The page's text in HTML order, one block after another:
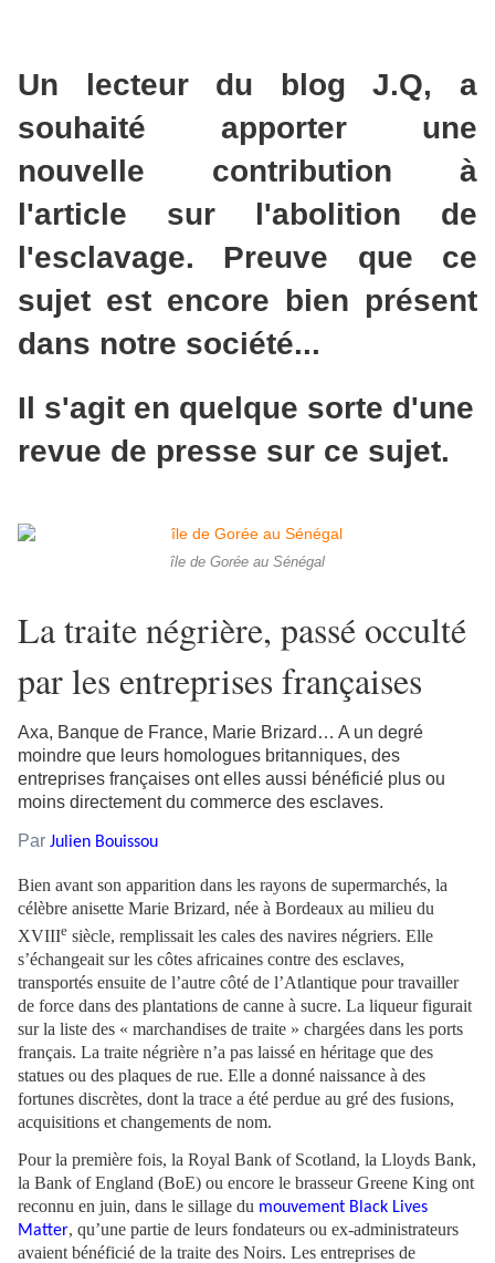
Un lecteur du blog J.Q, a
souhaité apporter une
nouvelle contribution à
l'article sur l'abolition de
l'esclavage. Preuve que ce
sujet est encore bien présent
dans notre société...
Il s'agit en quelque sorte d'une
revue de presse sur ce sujet.
île de Gorée au Sénégal
La traite négrière, passé occulté
par les entreprises françaises
Axa, Banque de France, Marie Brizard… A un degré
moindre que leurs homologues britanniques, des
entreprises françaises ont elles aussi bénéficié plus ou
moins directement du commerce des esclaves.
Par Julien Bouissou
Bien avant son apparition dans les rayons de supermarchés, la
célèbre anisette Marie Brizard, née à Bordeaux au milieu du
XVIIIe siècle, remplissait les cales des navires négriers. Elle
s’échangeait sur les côtes africaines contre des esclaves,
transportés ensuite de l’autre côté de l’Atlantique pour travailler
de force dans des plantations de canne à sucre. La liqueur figurait
sur la liste des « marchandises de traite » chargées dans les ports
français. La traite négrière n’a pas laissé en héritage que des
statues ou des plaques de rue. Elle a donné naissance à des
fortunes discrètes, dont la trace a été perdue au gré des fusions,
acquisitions et changements de nom.
Pour la première fois, la Royal Bank of Scotland, la Lloyds Bank,
la Bank of England (BoE) ou encore le brasseur Greene King ont
reconnu en juin, dans le sillage du mouvement Black Lives
Matter, qu’une partie de leurs fondateurs ou ex-administrateurs
avaient bénéficié de la traite des Noirs. Les entreprises de